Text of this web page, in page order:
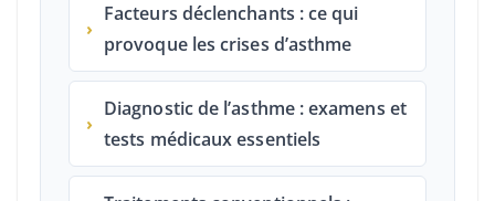
›
Facteurs déclenchants : ce qui
provoque les crises d’asthme
›
Diagnostic de l’asthme : examens et
tests médicaux essentiels